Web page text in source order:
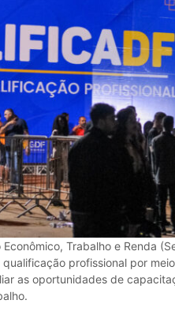
Trabalho e Renda
profissional por
as oportunidades de